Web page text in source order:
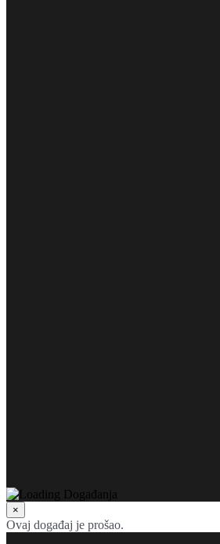
×
Ovaj događaj je prošao.